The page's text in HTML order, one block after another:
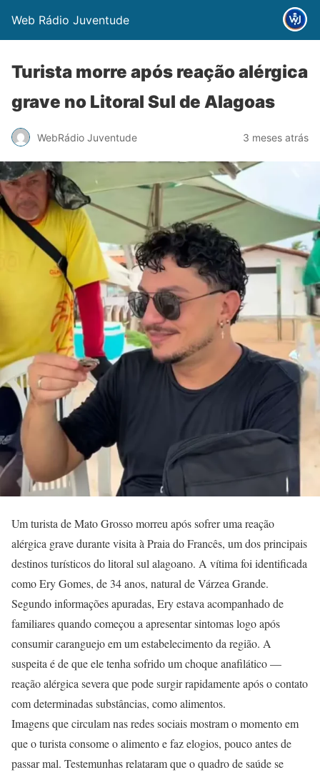
Web Rádio Juventude
Turista morre após reação alérgica
grave no Litoral Sul de Alagoas
WebRádio Juventude 3 meses atrás
Um turista de Mato Grosso morreu após sofrer uma reação
alérgica grave durante visita à Praia do Francês, um dos principais
destinos turísticos do litoral sul alagoano. A vítima foi identificada
como Ery Gomes, de 34 anos, natural de Várzea Grande.
Segundo informações apuradas, Ery estava acompanhado de
familiares quando começou a apresentar sintomas logo após
consumir caranguejo em um estabelecimento da região. A
suspeita é de que ele tenha sofrido um choque anafilático —
reação alérgica severa que pode surgir rapidamente após o contato
com determinadas substâncias, como alimentos.
Imagens que circulam nas redes sociais mostram o momento em
que o turista consome o alimento e faz elogios, pouco antes de
passar mal. Testemunhas relataram que o quadro de saúde se